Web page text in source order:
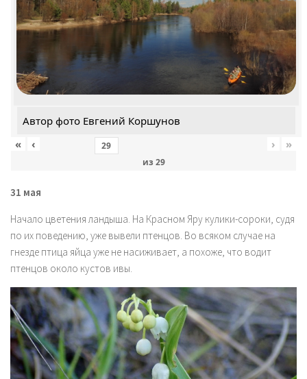
Автор фото Евгений Коршунов
«
‹
из 29
› »
31 мая
Начало цветения ландыша. На Красном Яру кулики-сороки, судя
по их поведению, уже вывели птенцов. Во всяком случае на
гнезде птица яйца уже не насиживает, а похоже, что водит
птенцов около кустов ивы.